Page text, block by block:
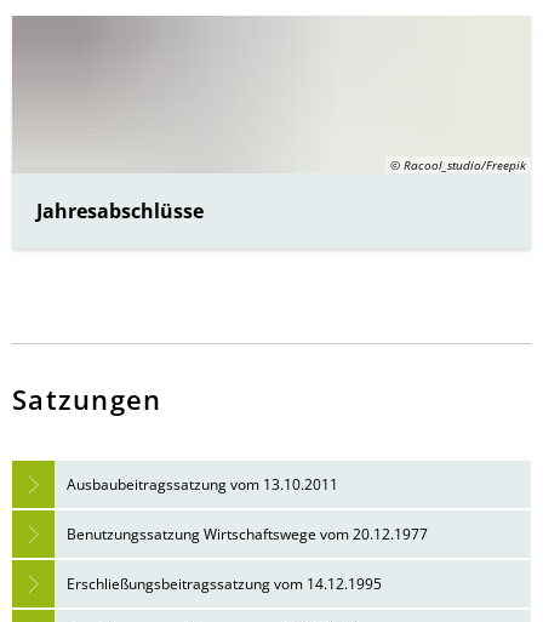
Bürgerbus
© Racool_studio/Freepik
Jahresabschlüsse
Satzungen
Ausbaubeitragssatzung vom 13.10.2011
Benutzungssatzung Wirtschaftswege vom 20.12.1977
Erschließungsbeitragssatzung vom 14.12.1995